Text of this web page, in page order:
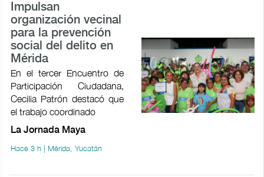
Impulsan
organización vecinal
para la prevención
social del delito en
Mérida
En el tercer Encuentro de
Participación Ciudadana,
Cecilia Patrón destacó que
el trabajo coordinado
La Jornada Maya
Hace 3 h | Mérida, Yucatán